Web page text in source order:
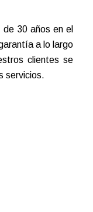
30 años en el
a lo largo
clientes se
servicios.